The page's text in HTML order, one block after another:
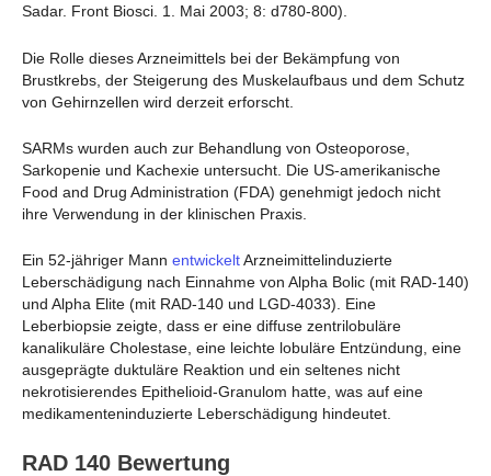
Sadar. Front Biosci. 1. Mai 2003; 8: d780-800).
Die Rolle dieses Arzneimittels bei der Bekämpfung von
Brustkrebs, der Steigerung des Muskelaufbaus und dem Schutz
von Gehirnzellen wird derzeit erforscht.
SARMs wurden auch zur Behandlung von Osteoporose,
Sarkopenie und Kachexie untersucht. Die US-amerikanische
Food and Drug Administration (FDA) genehmigt jedoch nicht
ihre Verwendung in der klinischen Praxis.
Ein 52-jähriger Mann entwickeltArzneimittelinduzierte
Leberschädigung nach Einnahme von Alpha Bolic (mit RAD-140)
und Alpha Elite (mit RAD-140 und LGD-4033). Eine
Leberbiopsie zeigte, dass er eine diffuse zentrilobuläre
kanalikuläre Cholestase, eine leichte lobuläre Entzündung, eine
ausgeprägte duktuläre Reaktion und ein seltenes nicht
nekrotisierendes Epithelioid-Granulom hatte, was auf eine
medikamenteninduzierte Leberschädigung hindeutet.
RAD 140 Bewertung